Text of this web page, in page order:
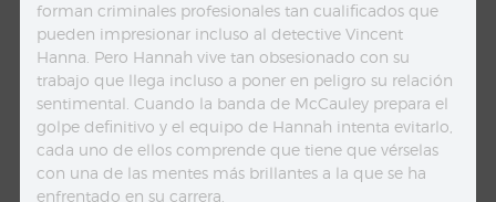
forman criminales profesionales tan cualificados que
pueden impresionar incluso al detective Vincent
Hanna. Pero Hannah vive tan obsesionado con su
trabajo que llega incluso a poner en peligro su relación
sentimental. Cuando la banda de McCauley prepara el
golpe definitivo y el equipo de Hannah intenta evitarlo,
cada uno de ellos comprende que tiene que vérselas
con una de las mentes más brillantes a la que se ha
enfrentado en su carrera.